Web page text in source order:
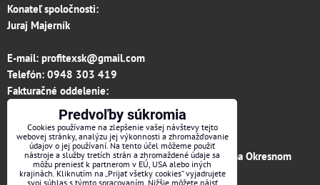
Konateľ spoločnosti:
Juraj Majerník
E-mail: profitexsk@gmail.com
Telefón: 0948 303 419
Fakturačné oddelenie:
invoice.profitexsk@gmail.com
IČO: 36313157
IČ DPH: SK 2020182615
Firma je zapísaná v obchodnom registri vedenom na Okresnom
súde v Trenčíne, vložka č.12066/R odd. s.r.o.
Predvoľby súkromia
Cookies používame na zlepšenie vašej návštevy tejto
webovej stránky, analýzu jej výkonnosti a zhromažďovanie
údajov o jej používaní. Na tento účel môžeme použiť
nástroje a služby tretích strán a zhromaždené údaje sa
môžu preniesť k partnerom v EÚ, USA alebo iných
krajinách. Kliknutím na „Prijať všetky cookies“ vyjadrujete
svoj súhlas s týmto spracovaním. Nižšie môžete nájsť